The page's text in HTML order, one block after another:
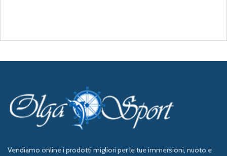
Vendiamo online i prodotti migliori per le tue immersioni, nuoto e